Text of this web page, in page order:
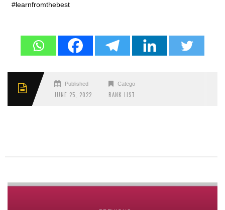
#learnfromthebest
Published
JUNE 25, 2022
Categories
RANK LIST